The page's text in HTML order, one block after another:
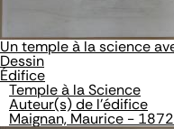
Un temple à la science
Dessin
Édifice
Temple à la Science
Auteur(s) de l'édifice
Maignan, Maurice -